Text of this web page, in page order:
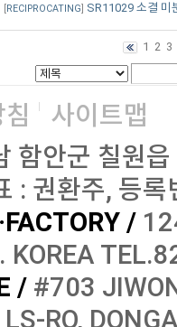
[RECIPROCATING] SR11029 소결 미
1 2 3
사이트맵
함안군 칠원
: 권환주, 등
/
KOREA
/ #703
RO,